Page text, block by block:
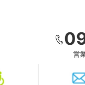
営